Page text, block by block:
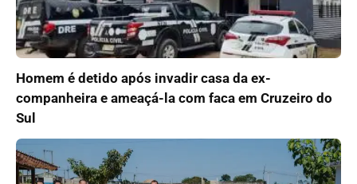
Homem é detido após invadir casa da ex-
companheira e ameaçá-la com faca em Cruzeiro do
Sul